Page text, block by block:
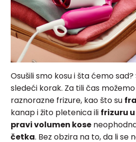
Osušili smo kosu i šta ćemo
sledeći korak. Za tili čas
raznorazne frizure, kao što su
kanap i žito pletenica ili frizuru
pravi volumen kose
četka. Bez obzira na to, da li se